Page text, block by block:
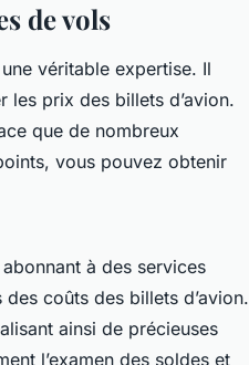
de vols
véritable expertise. Il
les prix des billets d’avion.
que de nombreux
vous pouvez obtenir
à des services
coûts des billets d’avion.
ainsi de précieuses
l’examen des soldes et